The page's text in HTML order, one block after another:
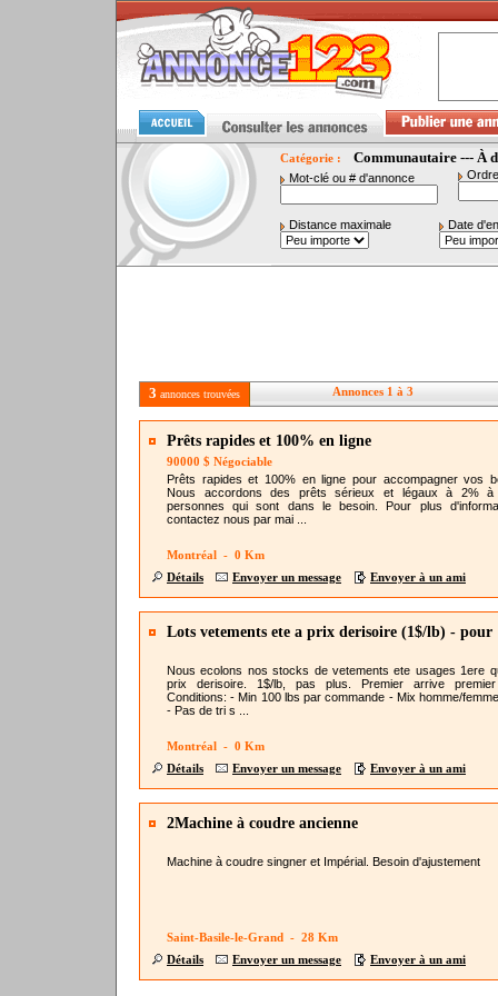
Catégorie : Communautaire --- À
Mot-clé ou # d'annonce
Distance maximale Date
3 annonces trouvées Annonces 1 à 3
Prêts rapides et 100% en ligne
90000 $ Négociable
Prêts rapides et 100% en ligne pour accompagner vos
Nous accordons des prêts sérieux et légaux à 2% à
personnes qui sont dans le besoin. Pour plus
contactez nous par mai ...
Montréal - 0 Km
Détails
Envoyer un message Envoyer à un ami
Lots vetements ete a prix derisoire (1$/lb) - pour
Nous ecolons nos stocks de vetements ete usages 1ere
prix derisoire. 1$/lb, pas plus. Premier arrive
Conditions: - Min 100 lbs par commande - Mix homme/
- Pas de tri s ...
Montréal - 0 Km
Détails
Envoyer un message Envoyer à un ami
2Machine à coudre ancienne
Machine à coudre singner et Impérial. Besoin d'ajustement
Saint-Basile-le-Grand - 28 Km
Détails
Envoyer un message Envoyer à un ami